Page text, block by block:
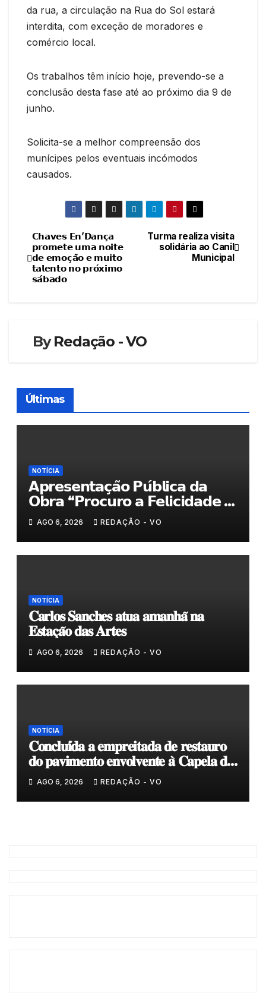
da rua, a circulação na Rua do Sol estará
interdita, com exceção de moradores e
comércio local.
Os trabalhos têm início hoje, prevendo-se a
conclusão desta fase até ao próximo dia 9 de
junho.
Solicita-se a melhor compreensão dos
munícipes pelos eventuais incómodos
causados.
Navegação
de
Turma realiza visita
solidária ao Canil
Municipal
𝗖𝗵𝗮𝘃𝗲𝘀 𝗘𝗻’𝗗𝗮𝗻𝗰̧𝗮
𝗽𝗿𝗼𝗺𝗲𝘁𝗲 𝘂𝗺𝗮 𝗻𝗼𝗶𝘁𝗲
𝗱𝗲 𝗲𝗺𝗼𝗰̧𝗮̃𝗼 𝗲 𝗺𝘂𝗶𝘁𝗼
𝘁𝗮𝗹𝗲𝗻𝘁𝗼 𝗻𝗼 𝗽𝗿𝗼́𝘅𝗶𝗺𝗼
𝘀𝗮́𝗯𝗮𝗱𝗼
ByRedação - VO
Últimas
NOTÍCIA
𝗔𝗽𝗿𝗲𝘀𝗲𝗻𝘁𝗮𝗰̧𝗮̃𝗼 𝗣𝘂́𝗯𝗹𝗶𝗰𝗮 𝗱𝗮
𝗢𝗯𝗿𝗮 “𝗣𝗿𝗼𝗰𝘂𝗿𝗼 𝗮 𝗙𝗲𝗹𝗶𝗰𝗶𝗱𝗮𝗱𝗲 𝗲
𝗲𝗹𝗮 𝗺𝗼𝗿𝗮 𝗰𝗼𝗺𝗶𝗴𝗼”
AGO 6, 2026 REDAÇÃO - VO
NOTÍCIA
𝐂𝐚𝐫𝐥𝐨𝐬 𝐒𝐚𝐧𝐜𝐡𝐞𝐬 𝐚𝐭𝐮𝐚 𝐚𝐦𝐚𝐧𝐡𝐚̃ 𝐧𝐚
𝐄𝐬𝐭𝐚𝐜̧𝐚̃𝐨 𝐝𝐚𝐬 𝐀𝐫𝐭𝐞𝐬
AGO 6, 2026 REDAÇÃO - VO
NOTÍCIA
𝐂𝐨𝐧𝐜𝐥𝐮𝐢́𝐝𝐚 𝐚 𝐞𝐦𝐩𝐫𝐞𝐢𝐭𝐚𝐝𝐚 𝐝𝐞 𝐫𝐞𝐬𝐭𝐚𝐮𝐫𝐨
𝐝𝐨 𝐩𝐚𝐯𝐢𝐦𝐞𝐧𝐭𝐨 𝐞𝐧𝐯𝐨𝐥𝐯𝐞𝐧𝐭𝐞 𝐚̀ 𝐂𝐚𝐩𝐞𝐥𝐚 𝐝𝐞
𝐂𝐨𝐯𝐚𝐬
AGO 6, 2026 REDAÇÃO - VO